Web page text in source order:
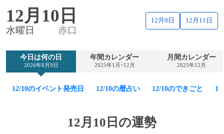
12月10日
水曜日 赤口
12月9日 12月11日
今日は何の日
2026年8月9日
年間カレンダー
2025年1月~12月
月間カレンダー
2025年12月
12/10のイベント発売日 12/10の暦占い 12/10のできごと
12月10日の運勢